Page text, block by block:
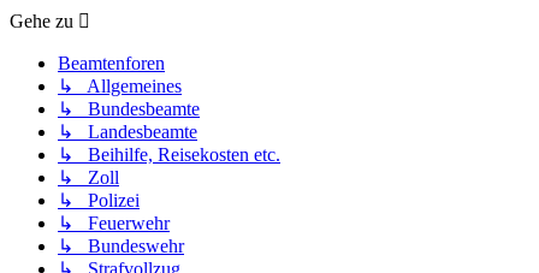
Gehe zu
Beamtenforen
↳ Allgemeines
↳ Bundesbeamte
↳ Landesbeamte
↳ Beihilfe, Reisekosten etc.
↳ Zoll
↳ Polizei
↳ Feuerwehr
↳ Bundeswehr
↳ Strafvollzug